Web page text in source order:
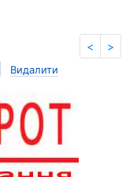
< >
Видалити